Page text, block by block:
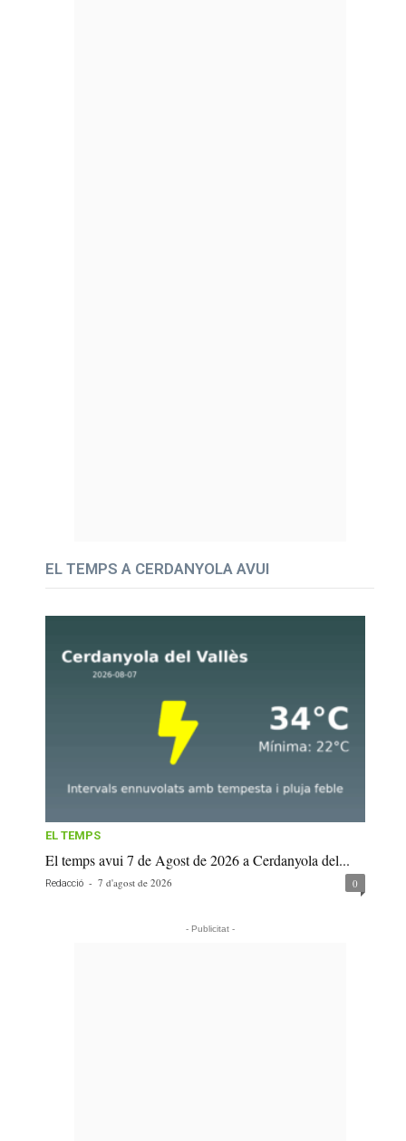
EL TEMPS A CERDANYOLA AVUI
EL TEMPS
El temps avui 7 de Agost de 2026 a Cerdanyola del...
Redacció - 7 d'agost de 2026 0
- Publicitat -